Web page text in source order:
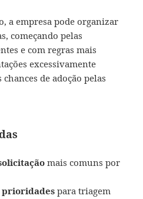
a empresa pode organizar
começando pelas
e com regras mais
excessivamente
de adoção pelas
mais comuns por
prioridades para triagem